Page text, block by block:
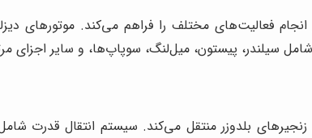
فعالیت‌های مختلف را فراهم می‌کند. موتورهای
سیلندر، پیستون، میل‌لنگ، سوپاپ‌ها، و سایر اجزای
بلدوزر منتقل می‌کند. سیستم انتقال قدرت